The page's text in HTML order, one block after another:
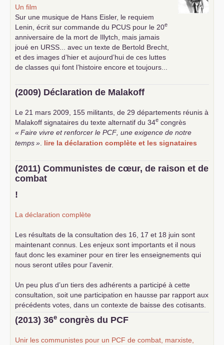
Un film
Sur une musique de Hans Eisler, le requiem
Lenin, écrit sur commande du PCUS pour le 20e
anniversaire de la mort de Illytch, mais jamais
joué en URSS ... avec un texte de Bertold Brecht,
et des images d’hier et aujourd’hui de ces luttes
de classes qui font l’histoire encore et toujours...
(2009) Déclaration de Malakoff
Le 21 mars 2009, 155 militants, de 29 départements réunis à
Malakoff signataires du texte alternatif du 34e congrès
«Faire vivre et renforcer le PCF , une exigence de notre
temps» lire la déclaration complète et les signataires
(2011) Communistes de cœur, de raison et de
combat
!
La déclaration complète
Les résultats de la consultation des 16, 17 et 18 juin sont
maintenant connus. Les enjeux sont importants et il nous
faut donc les examiner pour en tirer les enseignements qui
nous seront utiles pour l’avenir.
Un peu plus d’un tiers des adhérents a participé à cette
consultation, soit une participation en hausse par rapport aux
précédents votes, dans un contexte de baisse des cotisants.
... lire la suite
(2013) 36e congrès du PCF
Unir les communistes pour un PCF de combat, marxiste,